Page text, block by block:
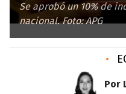
Se aprobó un 10% de
nacional. Foto: APG
•
Por